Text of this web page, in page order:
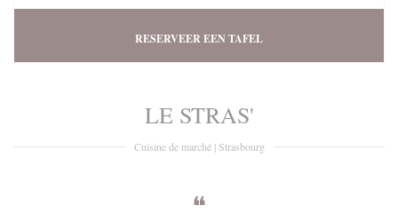
RESERVEER EEN TAFEL
LE STRAS'
Cuisine de marché |Strasbourg